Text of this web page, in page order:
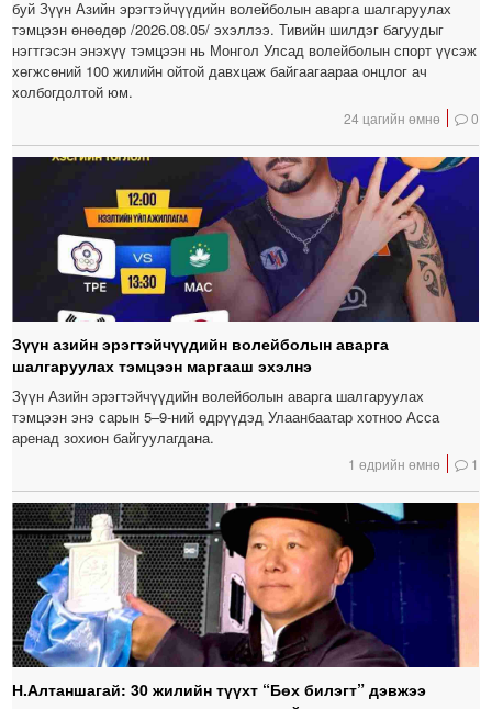
буй Зүүн Азийн эрэгтэйчүүдийн волейболын аварга шалгаруулах
тэмцээн өнөөдөр /2026.08.05/ эхэллээ. Тивийн шилдэг багуудыг
нэгтгэсэн энэхүү тэмцээн нь Монгол Улсад волейболын спорт үүсэж
хөгжсөний 100 жилийн ойтой давхцаж байгаагаараа онцлог ач
холбогдолтой юм.
24 цагийн өмнө 0
Зүүн азийн эрэгтэйчүүдийн волейболын аварга
шалгаруулах тэмцээн маргааш эхэлнэ
Зүүн Азийн эрэгтэйчүүдийн волейболын аварга шалгаруулах
тэмцээн энэ сарын 5–9-ний өдрүүдэд Улаанбаатар хотноо Асса
аренад зохион байгуулагдана.
1 өдрийн өмнө 1
Н.Алтаншагай: 30 жилийн түүхт “Бөх билэгт” дэвжээ